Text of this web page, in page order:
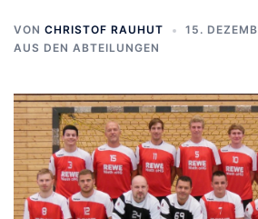
VON CHRISTOF RAUHUT
15.
AUS DEN ABTEILUNGEN